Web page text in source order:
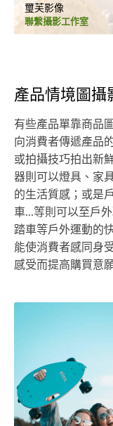
璽芙影像
聯繫攝影工作室
產品情境圖攝
有些產品單靠商品
向消費者傳遞產品
或拍攝技巧拍出新
器則可以燈具、家
的生活質感；或是
車...等則可以至戶
踏車等戶外運動的
能使消費者感同身
感受而提高購買意